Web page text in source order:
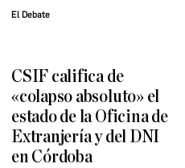
El Debate
CSIF califica de
«colapso absoluto» el
estado de la Oficina de
Extranjería y del DNI
en Córdoba